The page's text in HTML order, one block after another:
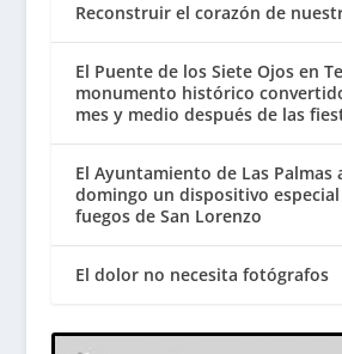
Reconstruir el corazón de
El Puente de los Siete Ojos en
monumento histórico
mes y medio después de las
El Ayuntamiento de Las Palmas
domingo un dispositivo
fuegos de San Lorenzo
El dolor no necesita fotógrafos